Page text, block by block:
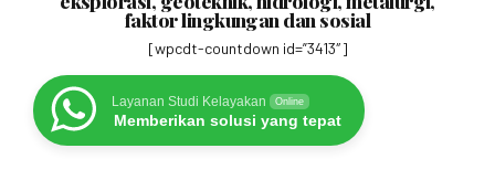
faktor lingkungan dan sosial
[wpcdt-countdown id=”3413″]
Layanan Studi Kelayakan Online
Memberikan solusi yang tepat